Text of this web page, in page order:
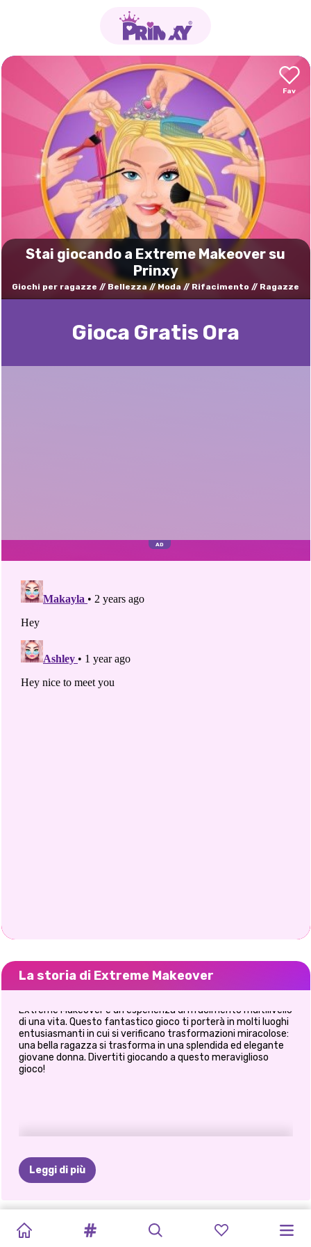
Stai giocando a Extreme Makeover su
Prinxy
Giochi per ragazze Bellezza Moda Rifacimento Ragazze
Gioca Gratis Ora
La storia di Extreme Makeover
Extreme Makeover è un'esperienza di rifacimento multilivello
di una vita. Questo fantastico gioco ti porterà in molti luoghi
entusiasmanti in cui si verificano trasformazioni miracolose:
una bella ragazza si trasforma in una splendida ed elegante
giovane donna. Divertiti giocando a questo meraviglioso
gioco!
Leggi di più
ESTREMO:
MODEL
CONCERTO
DI
VSCO
PREPARAZIONE
DEL
FROZEN
CHRISTMAS:
CAMBIAMENTO
DELL'UMORE
RINNOVO
SALONE